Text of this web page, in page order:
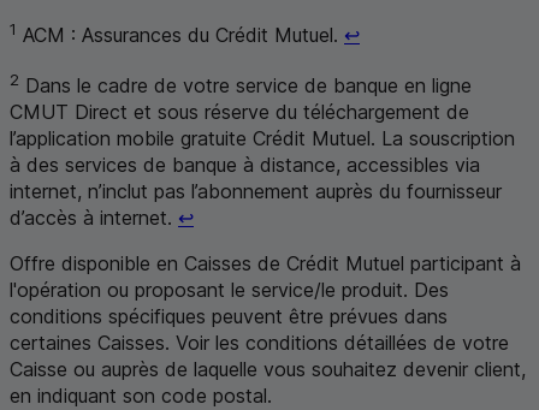
1 ACM : Assurances du Crédit Mutuel. ↩Retour au renvoi 1
2 Dans le cadre de votre service de banque en ligne
CMUT Direct et sous réserve du téléchargement de
l’application mobile gratuite Crédit Mutuel. La souscription
à des services de banque à distance, accessibles via
internet, n’inclut pas l’abonnement auprès du fournisseur
d’accès à internet. ↩Retour au renvoi 2
Offre disponible en Caisses de Crédit Mutuel participant à
l'opération ou proposant le service/le produit. Des
conditions spécifiques peuvent être prévues dans
certaines Caisses. Voir les conditions détaillées de votre
Caisse ou auprès de laquelle vous souhaitez devenir client,
en indiquant son code postal.